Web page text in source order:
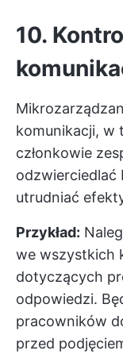
10.
komunikacji, w
członkowie
odzwierciedlać
utrudniać
Przykład:
we wszystkich
dotyczących
odpowiedzi.
pracowników
przed